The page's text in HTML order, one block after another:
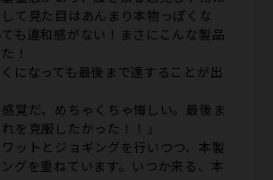
て見た目はあんまり本物っぽくな
も違和感がない！まさにこんな製品
！
になっても最後まで達することが出
感覚だ、めちゃくちゃ悔しい。最後ま
を克服したかった！！」
ットとジョギングを行いつつ、本製
グを重ねています。いつか来る、本